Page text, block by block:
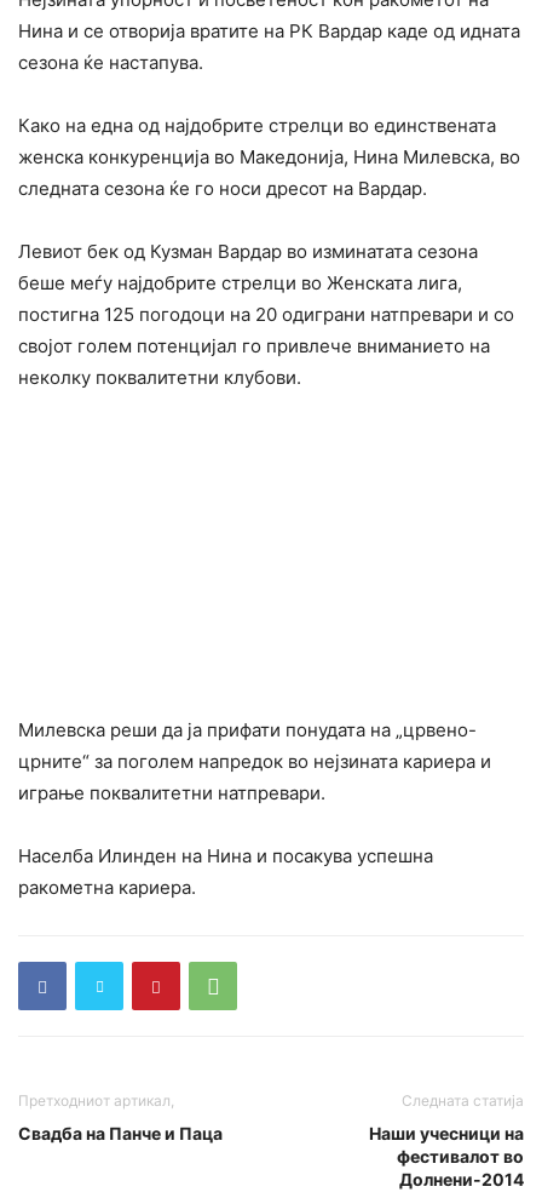
Нина и се отворија вратите на РК Вардар каде од идната
сезона ќе настапува.
Како на една од најдобрите стрелци во единствената
женска конкуренција во Македонија, Нина Милевска, во
следната сезона ќе го носи дресот на Вардар.
Левиот бек од Кузман Вардар во изминатата сезона
беше меѓу најдобрите стрелци во Женската лига,
постигна 125 погодоци на 20 одиграни натпревари и со
својот голем потенцијал го привлече вниманието на
неколку поквалитетни клубови.
Милевска реши да ја прифати понудата на „црвено-
црните“ за поголем напредок во нејзината кариера и
играње поквалитетни натпревари.
Населба Илинден на Нина и посакува успешна
ракометна кариера.
Претходниот артикал,
Свадба на Панче и Паца
Следната статија
Наши учесници на
фестивалот во
Долнени-2014